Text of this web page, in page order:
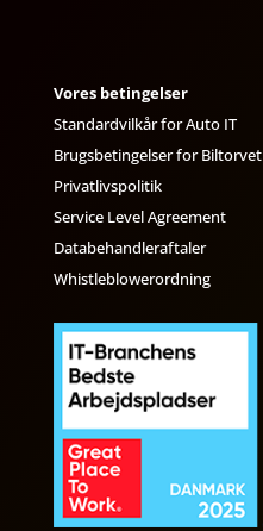
Vores betingelser
Standardvilkår for Auto IT
Brugsbetingelser for Biltorvet
Privatlivspolitik
Service Level Agreement
Databehandleraftaler
Whistleblowerordning